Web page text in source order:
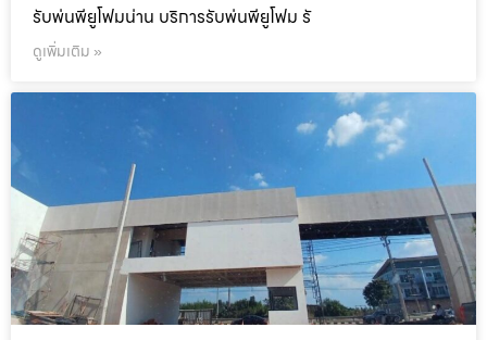
รับพ่นพียูโฟมน่าน บริการรับพ่นพียูโฟม รั
ดูเพิ่มเติม »